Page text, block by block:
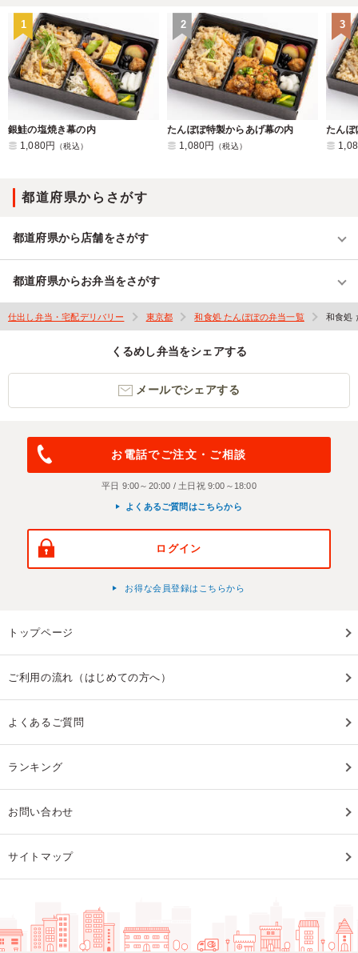
1
銀鮭の塩焼き幕の内
1,080円
（税込）
2
たんぽぽ特製からあげ幕の内
1,080円
（税込）
3
たんぽ
都道府県からさがす
都道府県から店舗をさがす
都道府県からお弁当をさがす
仕出し弁当・宅配デリバリー 東京都 和食処 たんぽぽの弁当一覧 和食処
くるめし弁当をシェアする
メールでシェアする
お電話でご注文・ご相談
平日 9:00～20:00 / 土日祝 9:00～18:00
よくあるご質問はこちらから
ログイン
お得な会員登録はこちらから
トップページ
ご利用の流れ（はじめての方へ）
よくあるご質問
ランキング
お問い合わせ
サイトマップ